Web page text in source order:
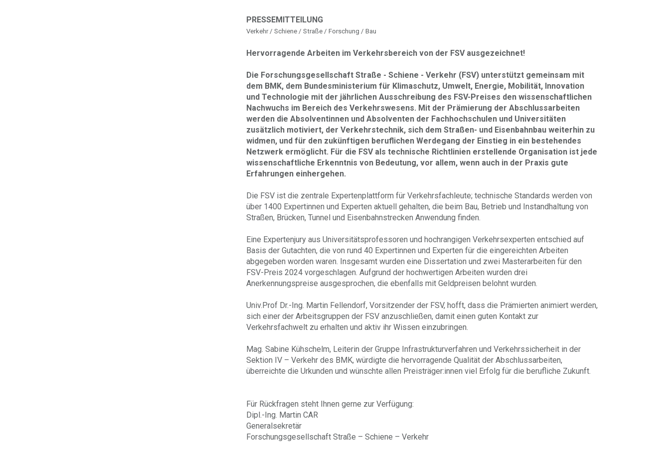
PRESSEMITTEILUNG
Verkehr / Schiene / Straße / Forschung / Bau
Hervorragende Arbeiten im Verkehrsbereich von der FSV ausgezeichnet!
Die Forschungsgesellschaft Straße - Schiene - Verkehr (FSV) unterstützt gemeinsam mit
dem BMK, dem Bundesministerium für Klimaschutz, Umwelt, Energie, Mobilität, Innovation
und Technologie mit der jährlichen Ausschreibung des FSV-Preises den wissenschaftlichen
Nachwuchs im Bereich des Verkehrswesens. Mit der Prämierung der Abschlussarbeiten
werden die Absolventinnen und Absolventen der Fachhochschulen und Universitäten
zusätzlich motiviert, der Verkehrstechnik, sich dem Straßen- und Eisenbahnbau weiterhin zu
widmen, und für den zukünftigen beruflichen Werdegang der Einstieg in ein bestehendes
Netzwerk ermöglicht. Für die FSV als technische Richtlinien erstellende Organisation ist jede
wissenschaftliche Erkenntnis von Bedeutung, vor allem, wenn auch in der Praxis gute
Erfahrungen einhergehen.
Die FSV ist die zentrale Expertenplattform für Verkehrsfachleute; technische Standards werden von
über 1400 Expertinnen und Experten aktuell gehalten, die beim Bau, Betrieb und Instandhaltung von
Straßen, Brücken, Tunnel und Eisenbahnstrecken Anwendung finden.
Eine Expertenjury aus Universitätsprofessoren und hochrangigen Verkehrsexperten entschied auf
Basis der Gutachten, die von rund 40 Expertinnen und Experten für die eingereichten Arbeiten
abgegeben worden waren. Insgesamt wurden eine Dissertation und zwei Masterarbeiten für den
FSV-Preis 2024 vorgeschlagen. Aufgrund der hochwertigen Arbeiten wurden drei
Anerkennungspreise ausgesprochen, die ebenfalls mit Geldpreisen belohnt wurden.
Univ.Prof Dr.-Ing. Martin Fellendorf, Vorsitzender der FSV, hofft, dass die Prämierten animiert werden,
sich einer der Arbeitsgruppen der FSV anzuschließen, damit einen guten Kontakt zur
Verkehrsfachwelt zu erhalten und aktiv ihr Wissen einzubringen.
Mag. Sabine Kühschelm, Leiterin der Gruppe Infrastrukturverfahren und Verkehrssicherheit in der
Sektion IV – Verkehr des BMK, würdigte die hervorragende Qualität der Abschlussarbeiten,
überreichte die Urkunden und wünschte allen Preisträger:innen viel Erfolg für die berufliche Zukunft.
Für Rückfragen steht Ihnen gerne zur Verfügung:
Dipl.-Ing. Martin CAR
Generalsekretär
Forschungsgesellschaft Straße – Schiene – Verkehr